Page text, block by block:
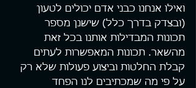
ואילו אנחנו כבני אדם יכולים לטעון
(ובצדק בדרך כלל) שישנן מספר
תכונות המבדילות אותנו בכל זאת
מהשאר. תכונות המאפשרות לעתים
קבלת החלטות וביצוע פעולות שלא רק
על פי מה שמכתיבים לנו הפחד